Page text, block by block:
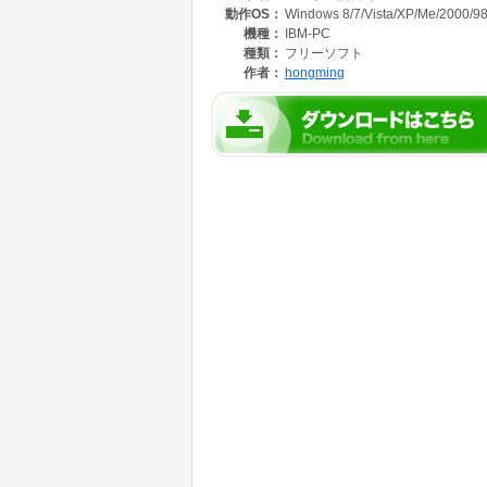
動作OS： Windows 8/7/Vista/XP/Me/2000/98
機種：
IBM-PC
種類： フリーソフト
作者： hongming